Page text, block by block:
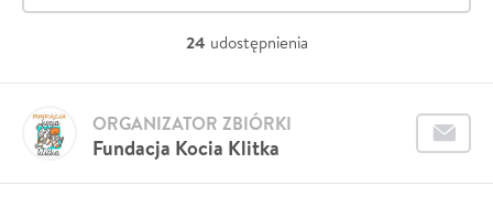
24 udostępnienia
Fundacja Kocia Klitka
ORGANIZATOR ZBIÓRKI